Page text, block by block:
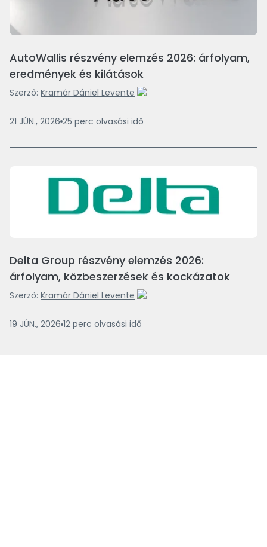
AutoWallis részvény elemzés 2026: árfolyam,
eredmények és kilátások
Szerző: Kramár Dániel Levente
21 JÚN., 2026 25 perc olvasási idő
Delta Group részvény elemzés 2026:
árfolyam, közbeszerzések és kockázatok
Szerző: Kramár Dániel Levente
19 JÚN., 2026 12 perc olvasási idő